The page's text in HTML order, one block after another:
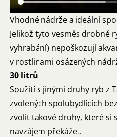
Vhodné nádrže a ideální
Jelikož tyto vesměs drobné
vyhrabání) nepoškozují
v rostlinami osázených
30 litrů.
Soužití s jinými druhy ryb z
zvolených spolubydlících
zvolit takové druhy, které si
navzájem překážet.